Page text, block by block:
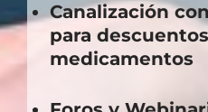
Canalización
para
medicamentos